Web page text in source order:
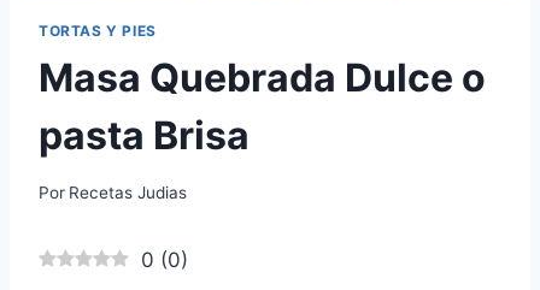
TORTAS Y PIES
Masa Quebrada Dulce o
pasta Brisa
Por Recetas Judias
0 (0)